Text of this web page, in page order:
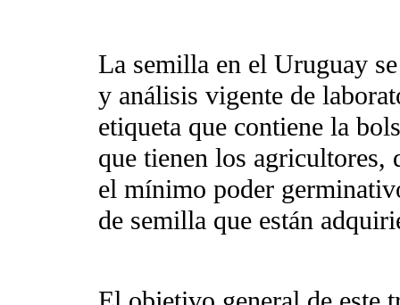
La semilla en el Uruguay
y análisis vigente de
etiqueta que contiene la
que tienen los agricultores,
el mínimo poder
de semilla que están